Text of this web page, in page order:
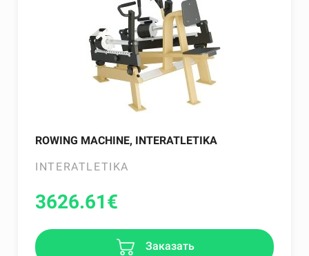
ROWING MACHINE, INTERATLETIKA
INTERATLETIKA
3626.61€
Заказать